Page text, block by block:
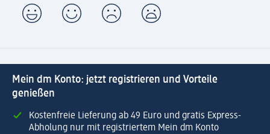
Mein dm Konto: jetzt registrieren und Vorteile
genießen
Kostenfreie Lieferung ab 49 Euro und gratis Express-
Abholung nur mit registriertem Mein dm Konto